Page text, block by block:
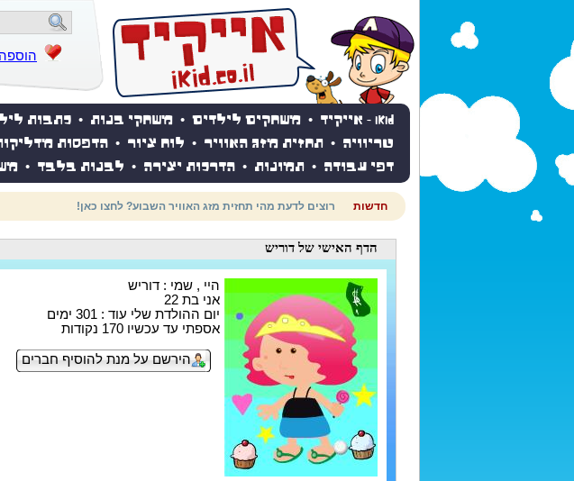
iKid - אייקיד • משחקים לילדים • משחקי בנות • כתבות
טריוויה • תחזית מזג האוויר • לוח ציור • הדפסות
דפי עבודה • תמונות • הדרכות יצירה • לבנות בלבד •
חדשות חוגגים יום הולדת? כנסו לאתר יום ההולדת של אייקיד! למעבר לאתר
הדף האישי של דוריש
היי , שמי : דוריש
אני בת 22
יום ההולדת שלי עוד : 301 ימים
אספתי עד עכשיו 170 נקודות
הירשם על מנת להוסיף חברים